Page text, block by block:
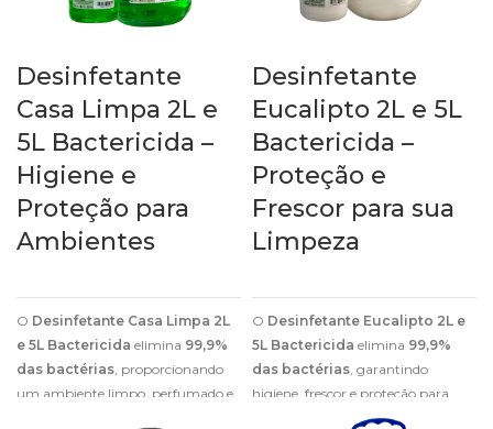
Desinfetante
Casa Limpa 2L e
5L Bactericida –
Higiene e
Proteção para
Ambientes
O Desinfetante Casa Limpa 2L
e 5L Bactericida elimina 99,9%
das bactérias, proporcionando
um ambiente limpo, perfumado e
Desinfetante
Eucalipto 2L e 5L
Bactericida –
Proteção e
Frescor para sua
Limpeza
O Desinfetante Eucalipto 2L e
5L Bactericida elimina 99,9%
das bactérias, garantindo
higiene, frescor e proteção para
diversos ambientes.